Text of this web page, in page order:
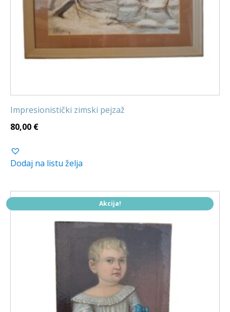
Impresionistički zimski pejzaž
80,00 €
Dodaj na listu želja
Akcija!